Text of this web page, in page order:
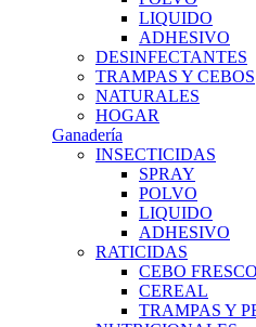
LIQUIDO
ADHESIVO
DESINFECTANTES
TRAMPAS Y CEBOS
NATURALES
HOGAR
Ganadería
INSECTICIDAS
SPRAY
POLVO
LIQUIDO
ADHESIVO
RATICIDAS
CEBO FRESCO
CEREAL
TRAMPAS Y